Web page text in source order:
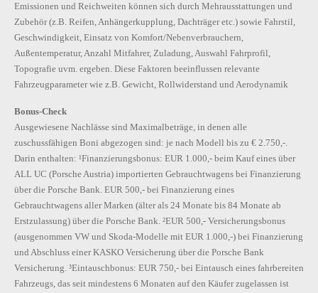
Emissionen und Reichweiten können sich durch Mehrausstattungen und
Zubehör (z.B. Reifen, Anhängerkupplung, Dachträger etc.) sowie Fahrstil,
Geschwindigkeit, Einsatz von Komfort/Nebenverbrauchern,
Außentemperatur, Anzahl Mitfahrer, Zuladung, Auswahl Fahrprofil,
Topografie uvm. ergeben. Diese Faktoren beeinflussen relevante
Fahrzeugparameter wie z.B. Gewicht, Rollwiderstand und Aerodynamik
Bonus-Check
Ausgewiesene Nachlässe sind Maximalbeträge, in denen alle
zuschussfähigen Boni abgezogen sind: je nach Modell bis zu € 2.750,-.
Darin enthalten: ¹Finanzierungsbonus: EUR 1.000,- beim Kauf eines über
ALL UC (Porsche Austria) importierten Gebrauchtwagens bei Finanzierung
über die Porsche Bank. EUR 500,- bei Finanzierung eines
Gebrauchtwagens aller Marken (älter als 24 Monate bis 84 Monate ab
Erstzulassung) über die Porsche Bank. ²EUR 500,- Versicherungsbonus
(ausgenommen VW und Skoda-Modelle mit EUR 1.000,-) bei Finanzierung
und Abschluss einer KASKO Versicherung über die Porsche Bank
Versicherung. ³Eintauschbonus: EUR 750,- bei Eintausch eines fahrbereiten
Fahrzeugs, das seit mindestens 6 Monaten auf den Käufer zugelassen ist